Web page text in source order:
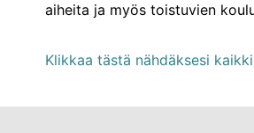
aiheita ja myös toistuvien
Klikkaa tästä nähdäksesi